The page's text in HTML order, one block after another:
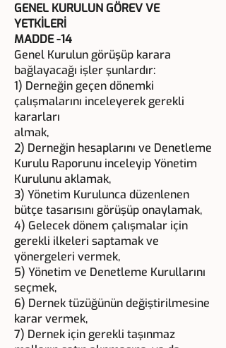
GENEL KURULUN GÖREV VE
YETKİLERİ
MADDE -14
Genel Kurulun görüşüp karara
bağlayacağı işler şunlardır:
1) Derneğin geçen dönemki
çalışmalarını inceleyerek gerekli
kararları
almak,
2) Derneğin hesaplarını ve Denetleme
Kurulu Raporunu inceleyip Yönetim
Kurulunu aklamak,
3) Yönetim Kurulunca düzenlenen
bütçe tasarısını görüşüp onaylamak,
4) Gelecek dönem çalışmalar için
gerekli ilkeleri saptamak ve
yönergeleri vermek,
5) Yönetim ve Denetleme Kurullarını
seçmek,
6) Dernek tüzüğünün değiştirilmesine
karar vermek,
7) Dernek için gerekli taşınmaz